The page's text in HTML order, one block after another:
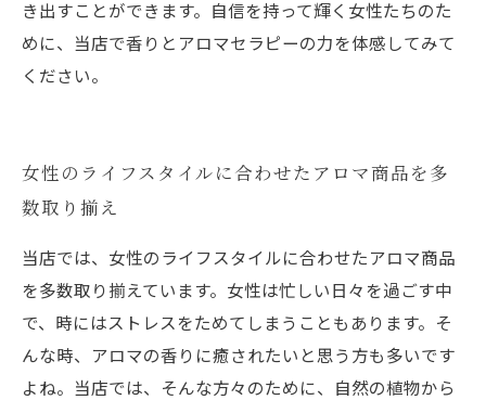
き出すことができます。自信を持って輝く女性たちのた
めに、当店で香りとアロマセラピーの力を体感してみて
ください。
女性のライフスタイルに合わせたアロマ商品を多
数取り揃え
当店では、女性のライフスタイルに合わせたアロマ商品
を多数取り揃えています。女性は忙しい日々を過ごす中
で、時にはストレスをためてしまうこともあります。そ
んな時、アロマの香りに癒されたいと思う方も多いです
よね。当店では、そんな方々のために、自然の植物から